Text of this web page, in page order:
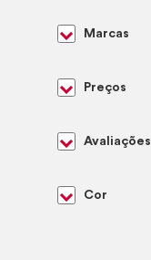
Marcas
Preços
Avaliações
Cor